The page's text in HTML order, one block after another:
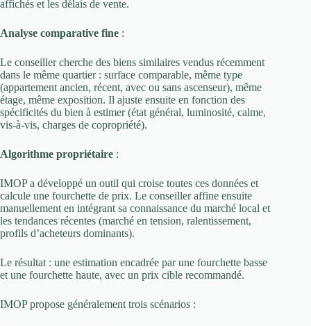
affichés et les délais de vente.
Analyse comparative fine :
Le conseiller cherche des biens similaires vendus récemment
dans le même quartier : surface comparable, même type
(appartement ancien, récent, avec ou sans ascenseur), même
étage, même exposition. Il ajuste ensuite en fonction des
spécificités du bien à estimer (état général, luminosité, calme,
vis-à-vis, charges de copropriété).
Algorithme propriétaire :
IMOP a développé un outil qui croise toutes ces données et
calcule une fourchette de prix. Le conseiller affine ensuite
manuellement en intégrant sa connaissance du marché local et
les tendances récentes (marché en tension, ralentissement,
profils d’acheteurs dominants).
Le résultat : une estimation encadrée par une fourchette basse
et une fourchette haute, avec un prix cible recommandé.
IMOP propose généralement trois scénarios :